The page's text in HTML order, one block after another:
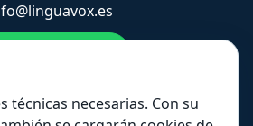
presupuesto
técnicas necesarias. Con su